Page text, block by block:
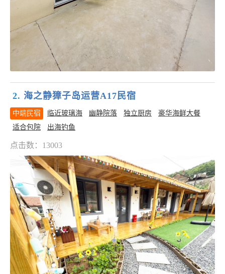
2. 海之静獐子岛运营A17民宿
中端民宿 临近玻璃海 幽静院落 独立厨房
豪华海鲜大餐
适合包院
出海钓鱼
点击数：13003